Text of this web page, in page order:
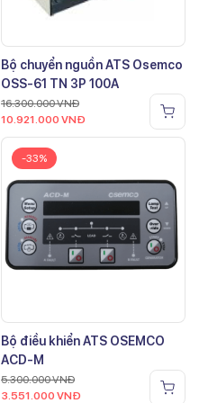
Bộ chuyển nguồn ATS Osemco
OSS-61 TN 3P 100A
16.300.000VNĐ
10.921.000 VNĐ
-33%
Bộ điều khiển ATS OSEMCO
ACD-M
5.300.000VNĐ
3.551.000 VNĐ